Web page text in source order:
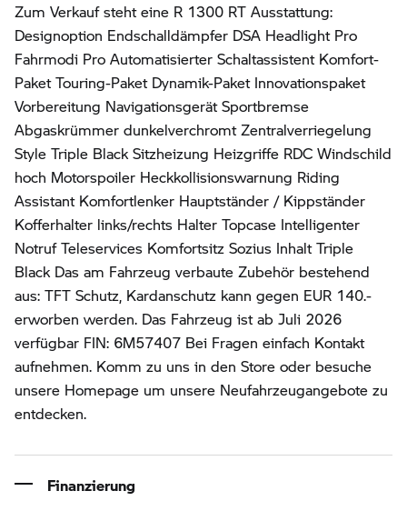
Zum Verkauf steht eine R 1300 RT Ausstattung:
Designoption Endschalldämpfer DSA Headlight Pro
Fahrmodi Pro Automatisierter Schaltassistent Komfort-
Paket Touring-Paket Dynamik-Paket Innovationspaket
Vorbereitung Navigationsgerät Sportbremse
Abgaskrümmer dunkelverchromt Zentralverriegelung
Style Triple Black Sitzheizung Heizgriffe RDC Windschild
hoch Motorspoiler Heckkollisionswarnung Riding
Assistant Komfortlenker Hauptständer / Kippständer
Kofferhalter links/rechts Halter Topcase Intelligenter
Notruf Teleservices Komfortsitz Sozius Inhalt Triple
Black Das am Fahrzeug verbaute Zubehör bestehend
aus: TFT Schutz, Kardanschutz kann gegen EUR 140.-
erworben werden. Das Fahrzeug ist ab Juli 2026
verfügbar FIN: 6M57407 Bei Fragen einfach Kontakt
aufnehmen. Komm zu uns in den Store oder besuche
unsere Homepage um unsere Neufahrzeugangebote zu
entdecken.
Finanzierung